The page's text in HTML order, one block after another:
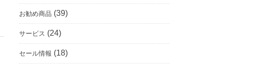
お勧め商品 (39)
サービス (24)
セール情報 (18)